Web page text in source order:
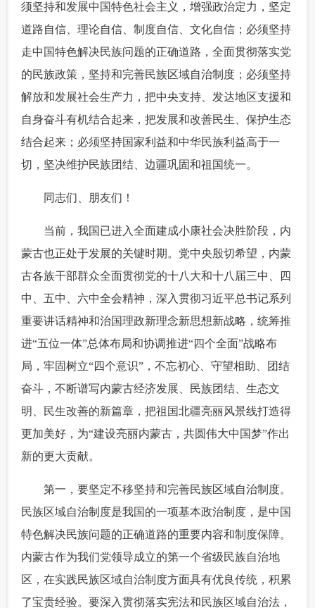
须坚持和发展中国特色社会主义，增强政治定力，坚定
道路自信、理论自信、制度自信、文化自信；必须坚持
走中国特色解决民族问题的正确道路，全面贯彻落实党
的民族政策，坚持和完善民族区域自治制度；必须坚持
解放和发展社会生产力，把中央支持、发达地区支援和
自身奋斗有机结合起来，把发展和改善民生、保护生态
结合起来；必须坚持国家利益和中华民族利益高于一
切，坚决维护民族团结、边疆巩固和祖国统一。
同志们、朋友们！
当前，我国已进入全面建成小康社会决胜阶段，内
蒙古也正处于发展的关键时期。党中央殷切希望，内蒙
古各族干部群众全面贯彻党的十八大和十八届三中、四
中、五中、六中全会精神，深入贯彻习近平总书记系列
重要讲话精神和治国理政新理念新思想新战略，统筹推
进“五位一体”总体布局和协调推进“四个全面”战略布
局，牢固树立“四个意识”，不忘初心、守望相助、团结
奋斗，不断谱写内蒙古经济发展、民族团结、生态文
明、民生改善的新篇章，把祖国北疆亮丽风景线打造得
更加美好，为“建设亮丽内蒙古，共圆伟大中国梦”作出
新的更大贡献。
第一，要坚定不移坚持和完善民族区域自治制度。
民族区域自治制度是我国的一项基本政治制度，是中国
特色解决民族问题的正确道路的重要内容和制度保障。
内蒙古作为我们党领导成立的第一个省级民族自治地
区，在实践民族区域自治制度方面具有优良传统，积累
了宝贵经验。要深入贯彻落实宪法和民族区域自治法，